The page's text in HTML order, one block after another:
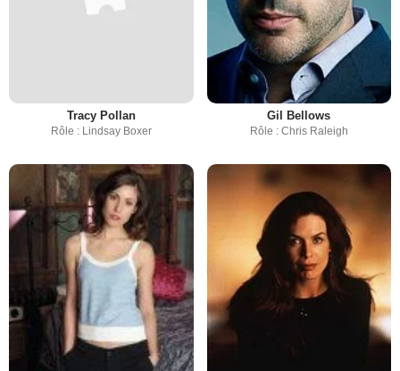
Tracy Pollan
Rôle : Lindsay Boxer
Gil Bellows
Rôle : Chris Raleigh